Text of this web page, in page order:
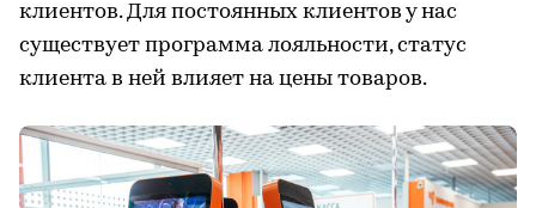
клиентов. Для постоянных клиентов у нас
существует программа лояльности, статус
клиента в ней влияет на цены товаров.